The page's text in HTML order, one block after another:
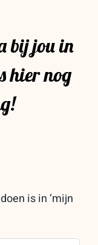
bij jou in
hier nog
is in ‘mijn